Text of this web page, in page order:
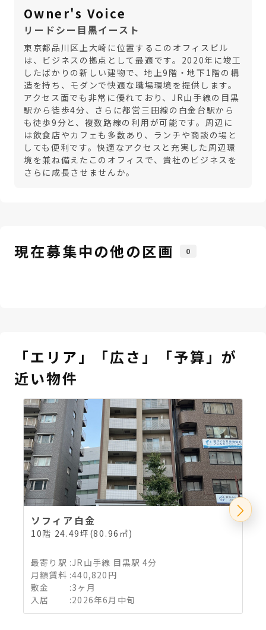
Owner's Voice
リードシー目黒イースト
東京都品川区上大崎に位置するこのオフィスビル
は、ビジネスの拠点として最適です。2020年に竣工
したばかりの新しい建物で、地上9階・地下1階の構
造を持ち、モダンで快適な職場環境を提供します。
アクセス面でも非常に優れており、JR山手線の目黒
駅から徒歩4分、さらに都営三田線の白金台駅から
も徒歩9分と、複数路線の利用が可能です。周辺に
は飲食店やカフェも多数あり、ランチや商談の場と
しても便利です。快適なアクセスと充実した周辺環
境を兼ね備えたこのオフィスで、貴社のビジネスを
さらに成長させませんか。
現在募集中の他の区画 0
「エリア」「広さ」「予算」が
近い物件
ソフィア白金
10階 24.49坪(80.96㎡)
最寄り駅 :JR山手線 目黒駅 4分
月額賃料 :440,820円
敷金
:3ヶ月
入居
:2026年6月中旬